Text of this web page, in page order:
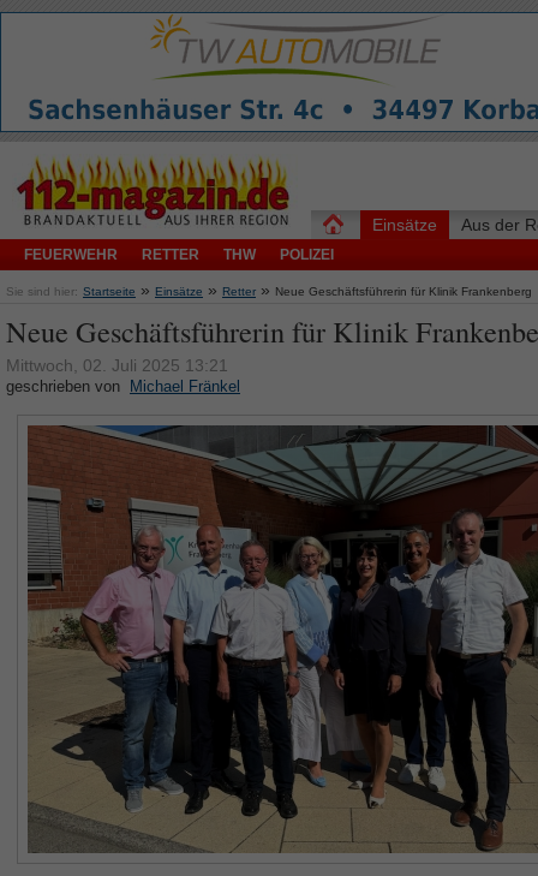
Einsätze
FEUERWEHR RETTER THW POLIZEI
Aus der
Sie sind hier: Startseite » Einsätze » Retter » Neue Geschäftsführerin für Klinik Frankenberg
Neue Geschäftsführerin für Klinik
Mittwoch, 02. Juli 2025 13:21
geschrieben von Michael Fränkel